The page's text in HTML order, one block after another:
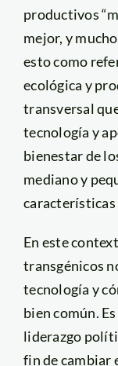
productivos
mejor, y
esto como
ecológica y
transversal
tecnología y
bienestar de
mediano y
características
En este
transgénicos
tecnología y
bien común.
liderazgo
fin de cambiar